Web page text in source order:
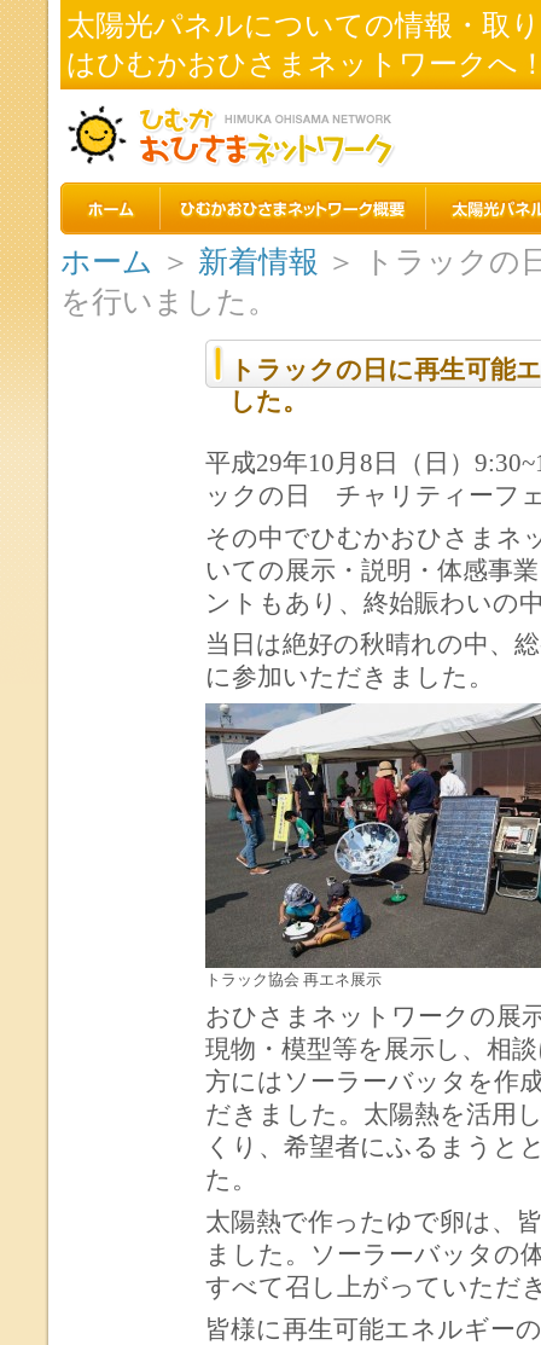
太陽光パネルについての情報・取
はひむかおひさまネットワークへ
ホーム ＞ 新着情報 ＞ トラックの
を行いました。
トラックの日に再生可能
した。
平成29年10月8日（日）
ックの日 チャリティーフ
その中でひむかおひさまネ
いての展示・説明・体感事
ントもあり、終始賑わいの
当日は絶好の秋晴れの中、
に参加いただきました。
トラック協会 再エネ展示
おひさまネットワークの展
現物・模型等を展示し、相
方にはソーラーバッタを作
だきました。太陽熱を活用
くり、希望者にふるまうと
た。
太陽熱で作ったゆで卵は、
ました。ソーラーバッタの
すべて召し上がっていただ
皆様に再生可能エネルギー